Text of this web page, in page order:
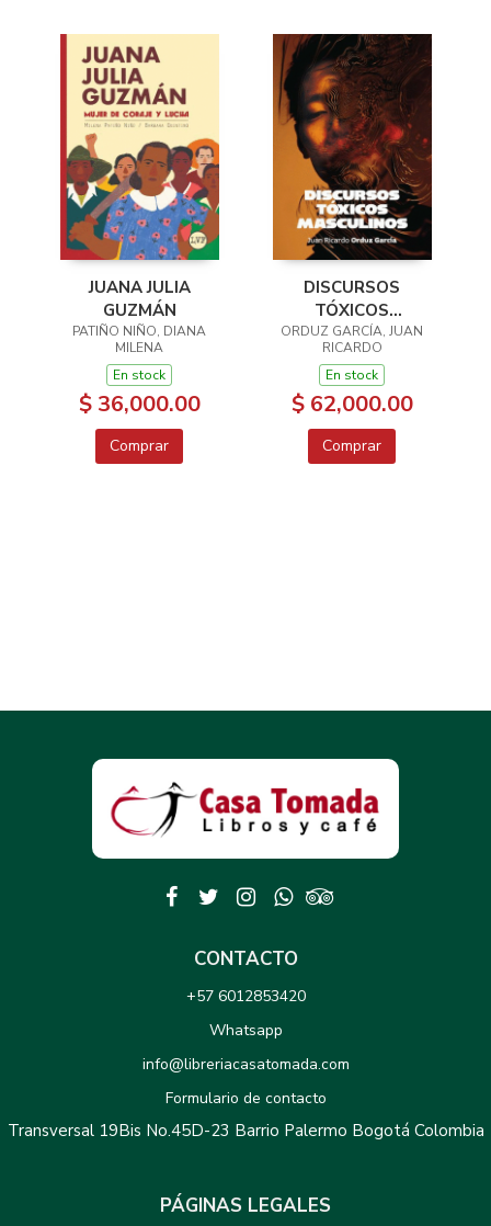
JUANA JULIA
GUZMÁN
PATIÑO NIÑO, DIANA
MILENA
En stock
$ 36,000.00
Comprar
DISCURSOS
TÓXICOS
MASCULINOS
ORDUZ GARCÍA, JUAN
RICARDO
En stock
$ 62,000.00
Comprar
CONTACTO
+57 6012853420
Whatsapp
info@libreriacasatomada.com
Formulario de contacto
Transversal 19Bis No.45D-23 Barrio Palermo Bogotá Colombia
PÁGINAS LEGALES